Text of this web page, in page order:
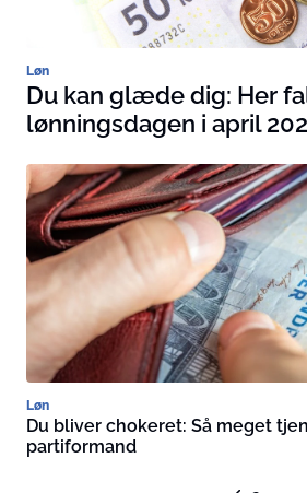
Løn
Du kan glæde dig: Her
lønningsdagen i april
Løn
Du bliver chokeret: Så meget
partiformand